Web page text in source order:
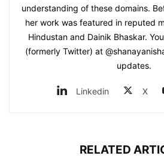
understanding of these domains.
her work was featured in reputed
Hindustan and Dainik Bhaskar.
(formerly Twitter) at
updates.
Linkedin X
RELATED